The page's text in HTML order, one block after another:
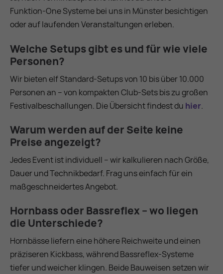
Funktion‑One Systeme bei uns in Münster besichtigen
oder auf laufenden Veranstaltungen erleben.
Welche Setups gibt es und für wie viele
Personen?
Wir bieten elf Standard-Setups von 10 bis über 10.000
Personen an – von kompakten Club‑Sets bis zu großen
Festivalbeschallungen. Die Übersicht findest du hier.
Warum werden auf der Seite keine
Preise angezeigt?
Jedes Event ist individuell – wir kalkulieren nach Größe,
Dauer und Technikbedarf. Frag uns einfach für ein
maßgeschneidertes Angebot.
Hornbass oder Bassreflex – wo liegen
die Unterschiede?
Hornbässe liefern eine höhere Reichweite und einen
präziseren Kickbass, während Bassreflex-Systeme
tiefer und weicher klingen. Beide Bauweisen setzen wir